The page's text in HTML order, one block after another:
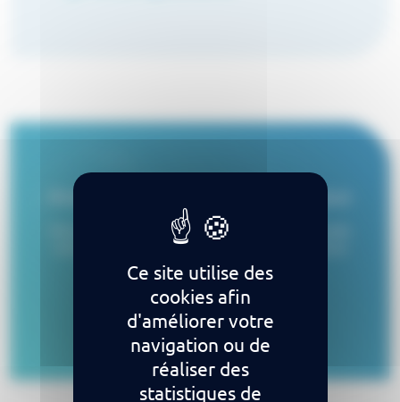
Analyse de documents médicaux
Retranscrivez automatiquement et sans double
saisie, l’ensemble de vos documents médicaux
En savoir plus
Ce site utilise des
cookies afin
d'améliorer votre
navigation ou de
réaliser des
statistiques de